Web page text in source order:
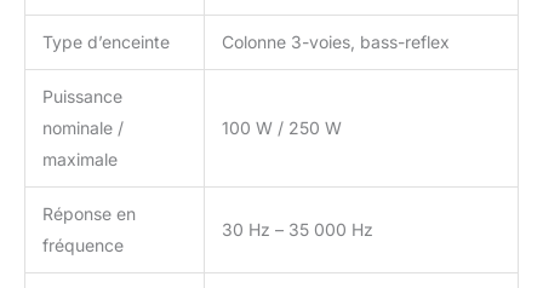
Type d’enceinte Colonne 3-voies, bass-reflex
Puissance
nominale /
maximale
100 W / 250 W
Réponse en
fréquence
30 Hz – 35 000 Hz